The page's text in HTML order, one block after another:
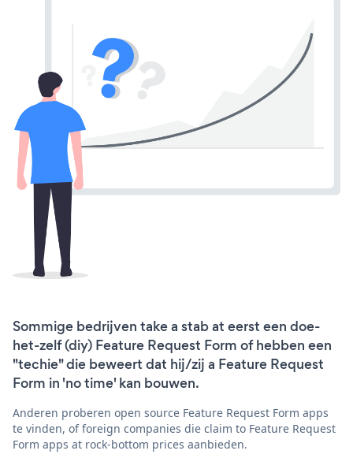
Sommige bedrijven take a stab at eerst een doe-
het-zelf (diy) Feature Request Form of hebben een
"techie" die beweert dat hij/zij a Feature Request
Form in 'no time' kan bouwen.
Anderen proberen open source Feature Request Form apps
te vinden, of foreign companies die claim to Feature Request
Form apps at rock-bottom prices aanbieden.